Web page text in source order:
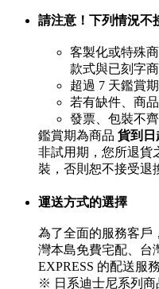
請注意！下列情況不
客製化或特殊
款式與已刻字商
超過 7 天鑑賞期
若有缺件、商
發票、包裝不
鑑賞期為商品 貨到日
非試用期，您所退貨
裝，否則恕不接受退
運送方式的選擇
為了全面的服務客戶
灣本島免費宅配、台
EXPRESS 的配送服務
※ 日系迪士尼系列商